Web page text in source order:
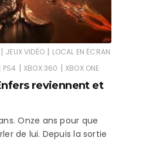
| JEUX VIDÉO | LOCAL EN ÉCRAN
PS4 | XBOX 360 | XBOX ONE
reviennent et
Onze ans pour que
de lui. Depuis la sortie